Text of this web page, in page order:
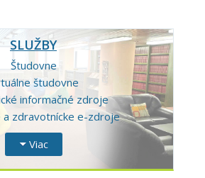
SLUŽBY
Študovne
študovne
informačné zdroje
a zdravotnícke e-zdroje
Viac